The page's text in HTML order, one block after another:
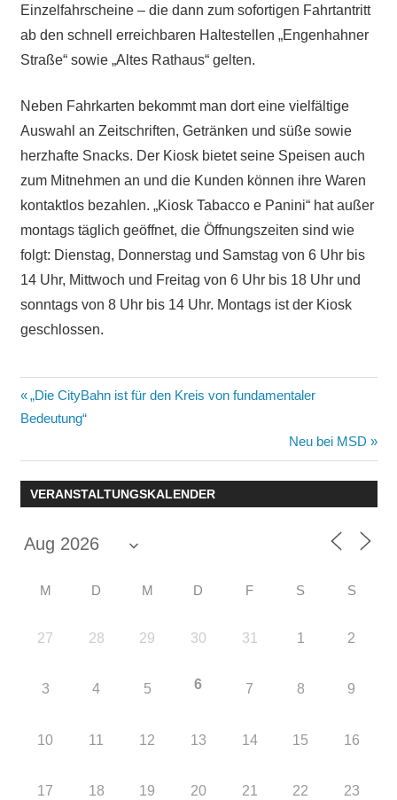
Einzelfahrscheine – die dann zum sofortigen Fahrtantritt
ab den schnell erreichbaren Haltestellen „Engenhahner
Straße“ sowie „Altes Rathaus“ gelten.
Neben Fahrkarten bekommt man dort eine vielfältige
Auswahl an Zeitschriften, Getränken und süße sowie
herzhafte Snacks. Der Kiosk bietet seine Speisen auch
zum Mitnehmen an und die Kunden können ihre Waren
kontaktlos bezahlen. „Kiosk Tabacco e Panini“ hat außer
montags täglich geöffnet, die Öffnungszeiten sind wie
folgt: Dienstag, Donnerstag und Samstag von 6 Uhr bis
14 Uhr, Mittwoch und Freitag von 6 Uhr bis 18 Uhr und
sonntags von 8 Uhr bis 14 Uhr. Montags ist der Kiosk
geschlossen.
Beitragsnavigation
Vorheriger
Beitrag:
„Die CityBahn ist für den Kreis von fundamentaler
Bedeutung“
Nächster
Beitrag:
Neu bei MSD
VERANSTALTUNGSKALENDER
M D M D F S S
27 28 29 30 31 1 2
3 4 5 6 7 8 9
10 11 12 13 14 15 16
17 18 19 20 21 22 23